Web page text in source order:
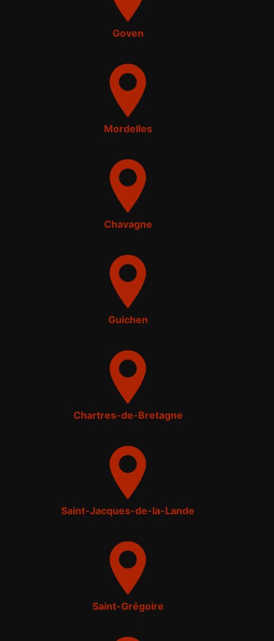
Goven
Mordelles
Chavagne
Guichen
Chartres-de-Bretagne
Saint-Jacques-de-la-Lande
Saint-Grégoire